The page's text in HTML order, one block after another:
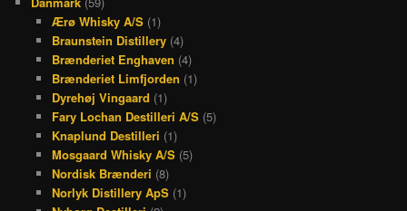
Ærø Whisky A/S(1)
Braunstein Distillery(4)
Brænderiet Enghaven (4)
Brænderiet Limfjorden (1)
Dyrehøj Vingaard (1)
Fary Lochan Destilleri A/S(5)
Knaplund Destilleri (1)
Mosgaard Whisky A/S(5)
Nordisk Brænderi (8)
Norlyk Distillery ApS(1)